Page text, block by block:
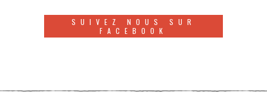
SUIVEZ NOUS SUR
FACEBOOK